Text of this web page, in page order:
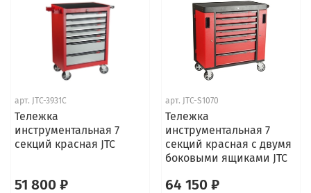
арт. JTC-3931C
Тележка
инструментальная 7
секций красная JTC
51 800 ₽
арт. JTC-S1070
Тележка
инструментальная 7
секций красная с двумя
боковыми ящиками JTC
64 150 ₽